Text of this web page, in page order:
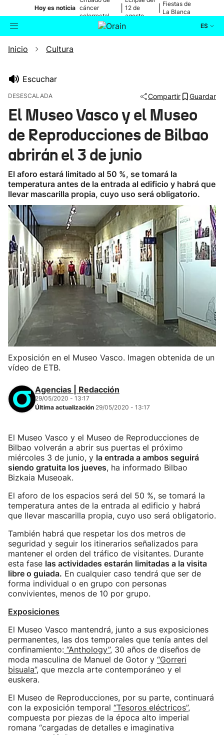
Hoy es noticia cáncer
colorrectal
12 de
agosto
Fiestas de
La Blanca
ES
Buscador
Ikusmiran
Eguraldia
Inicio Cultura
Escuchar
DESESCALADA Compartir Guardar
El Museo Vasco y el Museo
de Reproducciones de Bilbao
abrirán el 3 de junio
El aforo estará limitado al 50 %, se tomará la
temperatura antes de la entrada al edificio y habrá que
llevar mascarilla propia, cuyo uso será obligatorio.
Exposición en el Museo Vasco. Imagen obtenida de un
vídeo de ETB.
Agencias | Redacción
29/05/2020 - 13:17
Última actualización 29/05/2020 - 13:17
El Museo Vasco y el Museo de Reproducciones de
Bilbao volverán a abrir sus puertas el próximo
miércoles 3 de junio, y la entrada a ambos seguirá
siendo gratuita los jueves, ha informado Bilbao
Bizkaia Museoak.
El aforo de los espacios será del 50 %, se tomará la
temperatura antes de la entrada al edificio y habrá
que llevar mascarilla propia, cuyo uso será obligatorio.
También habrá que respetar los dos metros de
seguridad y seguir los itinerarios señalizados para
mantener el orden del tráfico de visitantes. Durante
esta fase las actividades estarán limitadas a la visita
libre o guiada. En cualquier caso tendrá que ser de
forma individual o en grupo con personas
convivientes, menos de 10 por grupo.
Exposiciones
El Museo Vasco mantendrá, junto a sus exposiciones
permanentes, las dos temporales que tenía antes del
confinamiento: “Anthology”, 30 años de diseños de
moda masculina de Manuel de Gotor y “Gorreri
bisuala”, que mezcla arte contemporáneo y el
euskera.
El Museo de Reproducciones, por su parte, continuará
con la exposición temporal “Tesoros eléctricos”,
compuesta por piezas de la época alto imperial
romana “cargadas de detalles e imaginativa